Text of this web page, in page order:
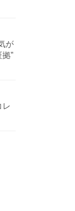
が
”
レ